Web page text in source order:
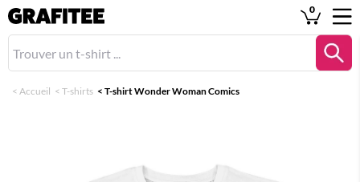
0
< Accueil < T-shirts < T-shirt Wonder Woman Comics